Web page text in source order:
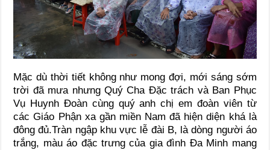
Mặc dù thời tiết không như mong đợi, mới sáng sớm
trời đã mưa nhưng Quý Cha Đặc trách và Ban Phục
Vụ Huynh Đoàn cùng quý anh chị em đoàn viên từ
các Giáo Phận xa gần miền Nam đã hiện diện khá là
đông đủ.Tràn ngập khu vực lễ đài B, là dòng người áo
trắng, màu áo đặc trưng của gia đình Đa Minh mang